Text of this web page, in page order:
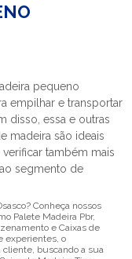
pequeno
empilhar e transportar
disso, essa e outras
madeira são ideais
verificar também mais
segmento de
Conheça nossos
Palete Madeira Pbr,
e Caixas de
experientes, o
buscando a sua